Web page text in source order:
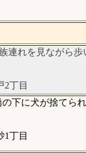
連れを見ながら
2丁目
下に犬が捨てら
1丁目